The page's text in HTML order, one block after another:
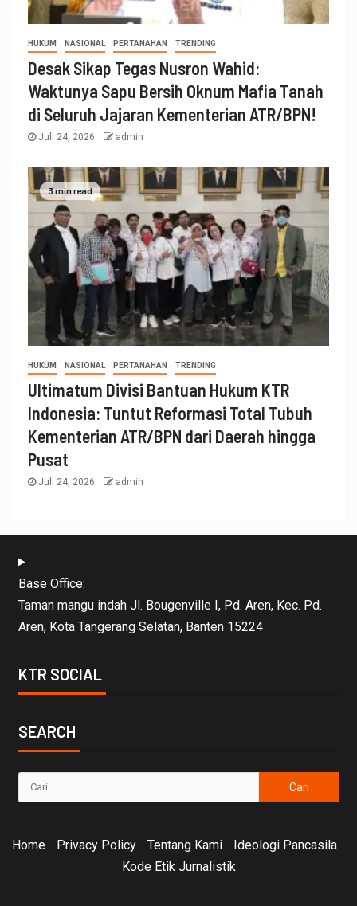
HUKUM NASIONAL PERTANAHAN TRENDING
Desak Sikap Tegas Nusron Wahid:
Waktunya Sapu Bersih Oknum Mafia Tanah
di Seluruh Jajaran Kementerian ATR/BPN!
Juli 24, 2026 admin
3 min read
HUKUM NASIONAL PERTANAHAN TRENDING
Ultimatum Divisi Bantuan Hukum KTR
Indonesia: Tuntut Reformasi Total Tubuh
Kementerian ATR/BPN dari Daerah hingga
Pusat
Juli 24, 2026 admin
Base Office:
Taman mangu indah Jl. Bougenville I, Pd. Aren, Kec. Pd.
Aren, Kota Tangerang Selatan, Banten 15224
KTR SOCIAL
SEARCH
Home Privacy Policy Tentang Kami
Ideologi Pancasila
Kode Etik Jurnalistik